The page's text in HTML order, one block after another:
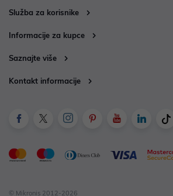
Služba za korisnike
Informacije za kupce
Saznajte više
Kontakt informacije
© Mikronis 2012-2026